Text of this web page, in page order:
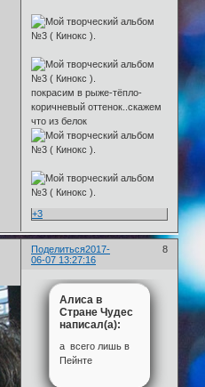
покрасим в рыже-тёпло-
коричневый оттенок..скажем
что из белок
+3
Поделиться 8
2017-
06-07 13:27:16
Алиса в
Стране Чудес
написал(а):
а всего лишь в
Пейнте